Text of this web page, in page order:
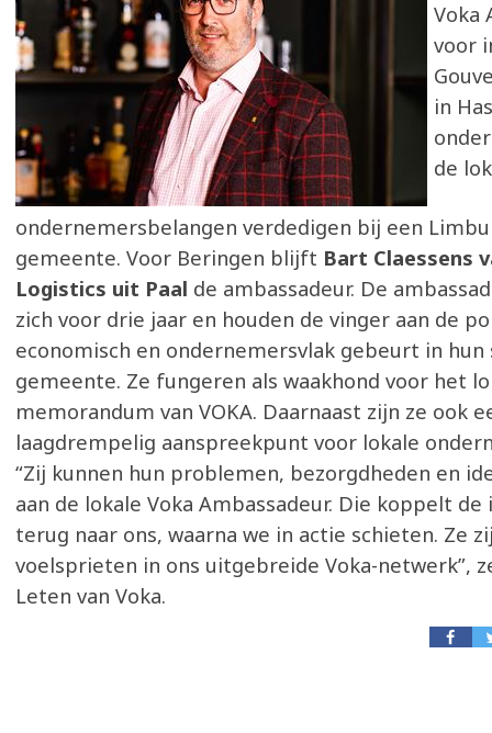
Voka
voor
in
de
ondernemersbelangen verdedigen bij een
gemeente. Voor Beringen blijft Bart Claessens
Logistics uit Paal de ambassadeur. De
zich voor drie jaar en houden de vinger aan de
economisch en ondernemersvlak gebeurt in hun
gemeente. Ze fungeren als waakhond voor het
memorandum van VOKA. Daarnaast zijn ze ook
laagdrempelig aanspreekpunt voor lokale
“Zij kunnen hun problemen, bezorgdheden en
aan de lokale Voka Ambassadeur. Die koppelt
terug naar ons, waarna we in actie schieten. Ze
voelsprieten in ons uitgebreide Voka-netwerk”,
Leten van Voka.